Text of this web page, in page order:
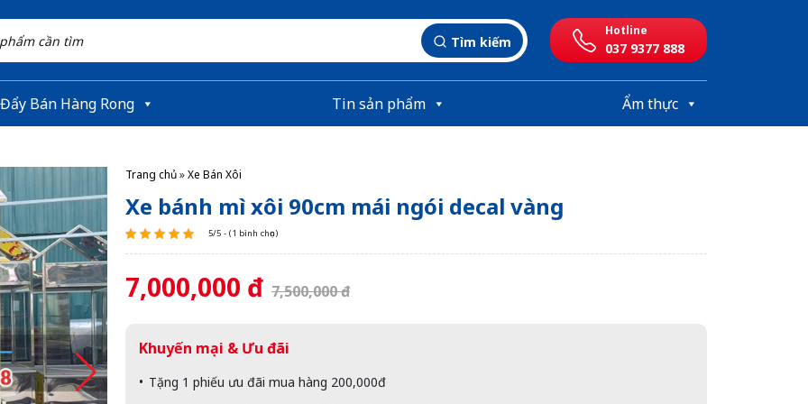
Tìm kiếm
Hotline
037 9377 888
Bán Hàng Rong Tin sản phẩm Ẩm thực
Trang chủ»Xe Bán Xôi
Xe bánh mì xôi 90cm mái ngói decal vàng
5/5 - (1 bình chọn)
7,000,000 đ 7,500,000 đ
Khuyến mại & Ưu đãi
Tặng 1 phiếu ưu đãi mua hàng 200,000đ